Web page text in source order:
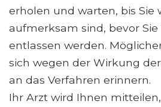
erholen und warten, bis Sie
aufmerksam sind, bevor Sie
entlassen werden.
sich wegen der Wirkung
an das Verfahren erinnern.
Ihr Arzt wird Ihnen